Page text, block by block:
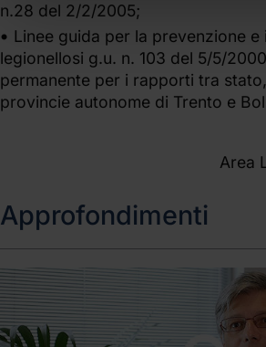
n.28 del 2/2/2005;
Linee guida per la prevenzione
legionellosi g.u. n. 103 del 5/5/
permanente per i rapporti tra
provincie autonome di Trento e
Area
Approfondimenti